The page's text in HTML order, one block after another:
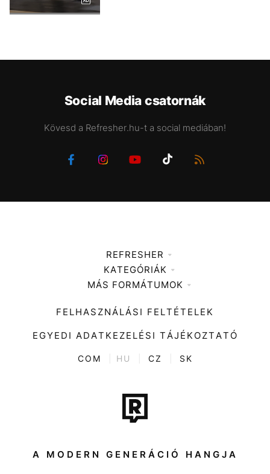
Social Media csatornák
Kövesd a Refresher.hu-t a social mediában!
REFRESHER
Médiaajánlat
KATEGÓRIÁK
Zene
Divat
Kultúra
ENTR
Tech-Tudomány
Sport
Társadalom
MÁS FORMÁTUMOK
FELHASZNÁLÁSI FELTÉTELEK
EGYEDI ADATKEZELÉSI TÁJÉKOZTATÓ
COM HU CZ SK
A MODERN GENERÁCIÓ HANGJA